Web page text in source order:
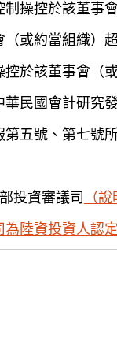
制操控於該董事
或約當組織）
於該董事會（
華民國會計研究
第五號、第七號
投資審議司
（
陸資投資人認定